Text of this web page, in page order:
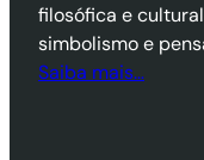
filosófica e
simbolismo e
Saiba mais…